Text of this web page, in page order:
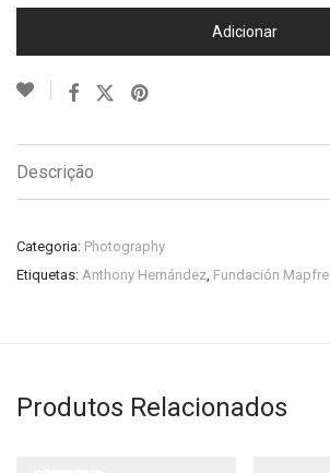
Adicionar
Descrição
Categoria: Photography
Etiquetas: Anthony Hernández, Fundación Mapfre
Produtos Relacionados